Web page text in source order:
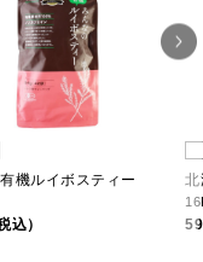
機ルイボスティー
込）